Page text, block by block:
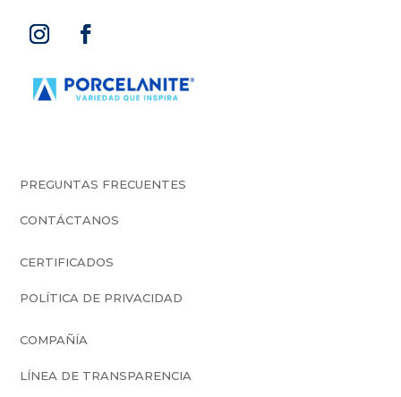
PREGUNTAS FRECUENTES
CONTÁCTANOS
CERTIFICADOS
POLÍTICA DE PRIVACIDAD
COMPAÑÍA
LÍNEA DE TRANSPARENCIA